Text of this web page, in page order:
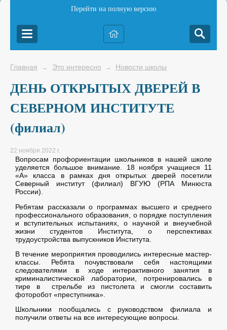
Перейти на полную версию
Главная → Это интересно → Новости школы
ДЕНЬ ОТКРЫТЫХ ДВЕРЕЙ В
СЕВЕРНОМ ИНСТИТУТЕ
(филиал)
22 ноября 2022 г.
Вопросам профориентации школьников в нашей школе
уделяется большое внимание. 18 ноября учащиеся 11
«А» класса в рамках дня открытых дверей посетили
Северный институт (филиал) ВГУЮ (РПА Минюста
России).
Ребятам рассказали о программах высшего и среднего
профессионального образования, о порядке поступления
и вступительных испытаниях, о научной и внеучебной
жизни студентов Института, о перспективах
трудоустройства выпускников Института.
В течение мероприятия проводились интересные мастер-
классы. Ребята почувствовали себя настоящими
следователями в ходе интерактивного занятия в
криминалистической лаборатории, потренировались в
тире в стрельбе из пистолета и смогли составить
фоторобот «преступника».
Школьники пообщались с руководством филиала и
получили ответы на все интересующие вопросы.